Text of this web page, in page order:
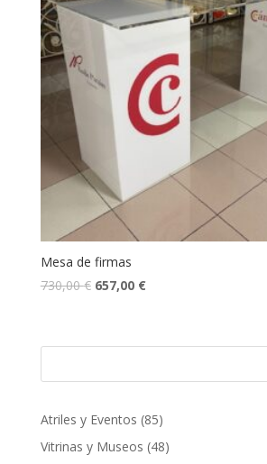
Mesa de firmas
730,00€ El
era:
657,00 €El
es:
Atriles y Eventos 8585
productos
Vitrinas y Museos 4848